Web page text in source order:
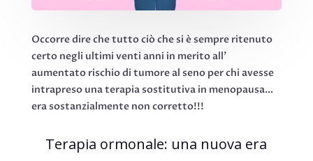
Occorre dire che tutto ciò che si è sempre ritenuto
certo negli ultimi venti anni in merito all’
aumentato rischio di tumore al seno per chi avesse
intrapreso una terapia sostitutiva in menopausa…
era sostanzialmente non corretto!!!
Terapia ormonale: una nuova era